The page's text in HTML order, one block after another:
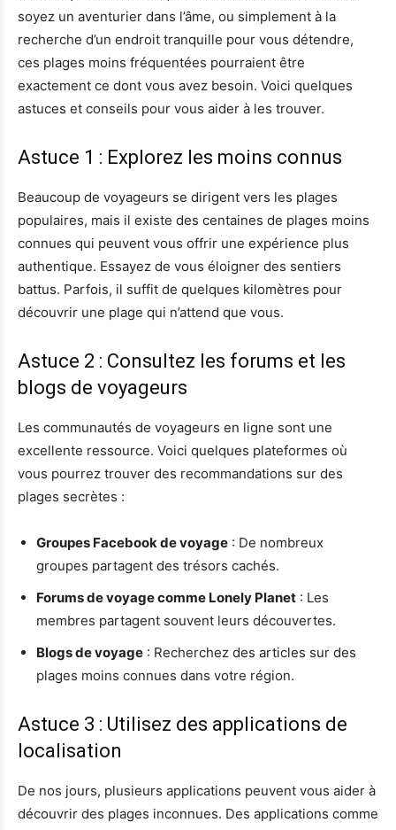
soyez un aventurier dans l’âme, ou simplement à la
recherche d’un endroit tranquille pour vous détendre,
ces plages moins fréquentées pourraient être
exactement ce dont vous avez besoin. Voici quelques
astuces et conseils pour vous aider à les trouver.
Astuce 1 : Explorez les moins connus
Beaucoup de voyageurs se dirigent vers les plages
populaires, mais il existe des centaines de plages moins
connues qui peuvent vous offrir une expérience plus
authentique. Essayez de vous éloigner des sentiers
battus. Parfois, il suffit de quelques kilomètres pour
découvrir une plage qui n’attend que vous.
Astuce 2 : Consultez les forums et les
blogs de voyageurs
Les communautés de voyageurs en ligne sont une
excellente ressource. Voici quelques plateformes où
vous pourrez trouver des recommandations sur des
plages secrètes :
Groupes Facebook de voyage : De nombreux
groupes partagent des trésors cachés.
Forums de voyage comme Lonely Planet : Les
membres partagent souvent leurs découvertes.
Blogs de voyage : Recherchez des articles sur des
plages moins connues dans votre région.
Astuce 3 : Utilisez des applications de
localisation
De nos jours, plusieurs applications peuvent vous aider à
découvrir des plages inconnues. Des applications comme